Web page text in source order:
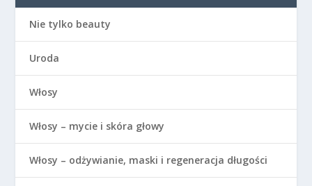
Nie tylko beauty
Uroda
Włosy
Włosy – mycie i skóra głowy
Włosy – odżywianie, maski i regeneracja długości